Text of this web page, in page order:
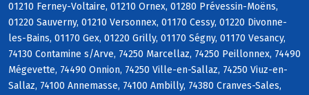
01210 Ferney-Voltaire, 01210 Ornex, 01280 Prévessin-Moëns,
01220 Sauverny, 01210 Versonnex, 01170 Cessy, 01220 Divonne-
les-Bains, 01170 Gex, 01220 Grilly, 01170 Ségny, 01170 Vesancy,
74130 Contamine s/Arve, 74250 Marcellaz, 74250 Peillonnex, 74490
Mégevette, 74490 Onnion, 74250 Ville-en-Sallaz, 74250 Viuz-en-
Sallaz, 74100 Annemasse, 74100 Ambilly, 74380 Cranves-Sales,